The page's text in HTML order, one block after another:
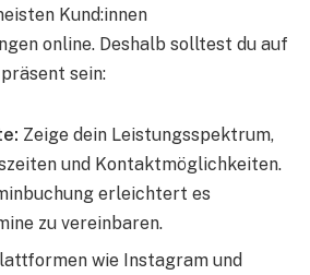
Kund:innen
online. Deshalb solltest du auf
sein:
Zeige dein Leistungsspektrum,
und Kontaktmöglichkeiten.
erleichtert es
zu vereinbaren.
wie Instagram und